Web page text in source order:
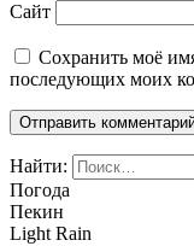
Сайт
Сохранить моё
последующих моих
Найти:
Погода
Пекин
Light Rain